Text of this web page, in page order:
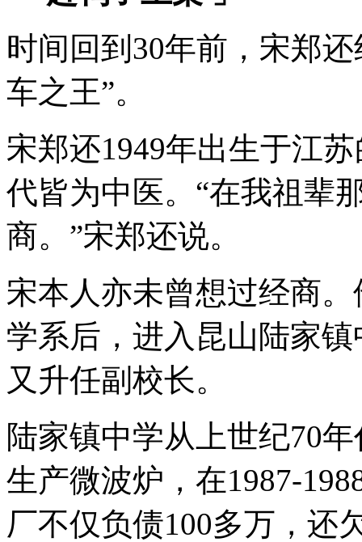
时间回到30年前，宋郑
车之王”。
宋郑还1949年出生于江
代皆为中医。“在我祖辈
商。”宋郑还说。
宋本人亦未曾想过经商
学系后，进入昆山陆家
又升任副校长。
陆家镇中学从上世纪70
生产微波炉，在1987-
厂不仅负债100多万，还